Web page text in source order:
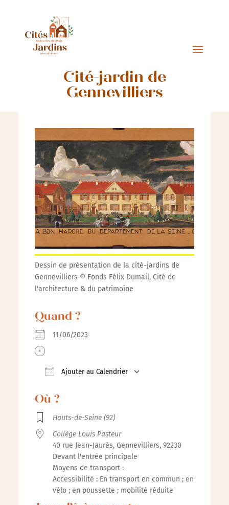
Cité-jardin de
Gennevilliers
Dessin de présentation de la cité-jardins de
Gennevilliers © Fonds Félix Dumail, Cité de
l'architecture & du patrimoine
Quand ?
11/06/2023
Ajouter au Calendrier
Où ?
Hauts-de-Seine (92)
Collège Louis Pasteur
40 rue Jean-Jaurès, Gennevilliers, 92230
Devant l'entrée principale
Moyens de transport :
Accessibilité : En transport en commun ; en
vélo ; en poussette ; mobilité réduite